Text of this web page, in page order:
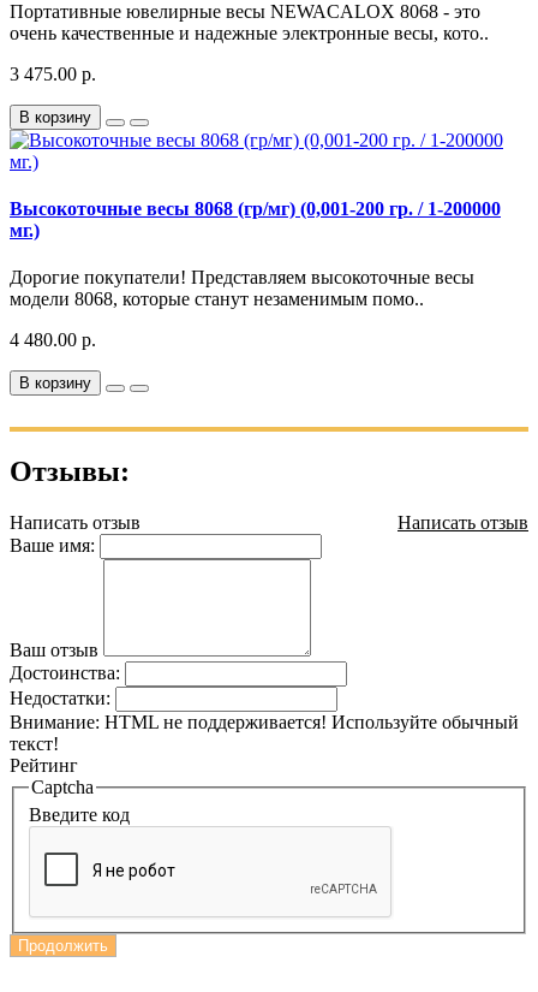
Портативные ювелирные весы NEWACALOX 8068 - это
очень качественные и надежные электронные весы, кото..
3 475.00 р.
В корзину
Высокоточные весы 8068 (гр/мг) (0,001-200 гр. / 1-200000
мг.)
Дорогие покупатели! Представляем высокоточные весы
модели 8068, которые станут незаменимым помо..
4 480.00 р.
В корзину
Отзывы:
Написать отзыв
Написать отзыв
Ваше имя:
Ваш отзыв
Достоинства:
Недостатки:
Внимание: HTML не поддерживается! Используйте обычный
текст!
Рейтинг
Captcha
Введите код
Продолжить